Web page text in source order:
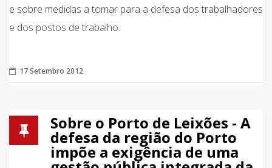
e sobre medidas a tomar para a defesa dos trabalhadores
e dos postos de trabalho.
17 Setembro 2012
Sobre o Porto de Leixões - A
defesa da região do Porto
impõe a exigência de uma